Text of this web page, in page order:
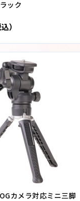
ック
）
カメラ対応ミニ三脚